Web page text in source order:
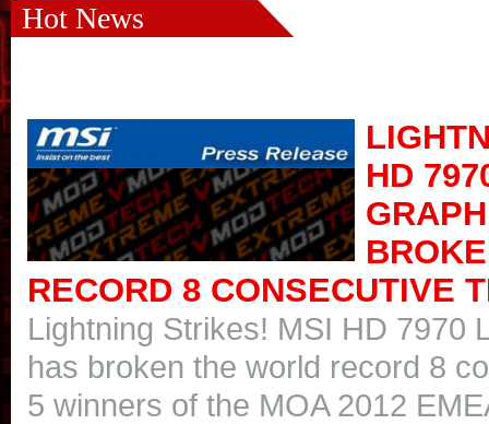
Hot News
HD
RECORD 8 CONSECUTIVE
Lightning Strikes! MSI HD 7970
has broken the world record 8
5 winners of the MOA 2012